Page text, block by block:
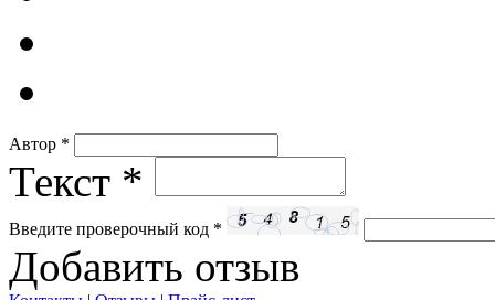
Автор *
Текст *
Введите проверочный код *
Добавить отзыв